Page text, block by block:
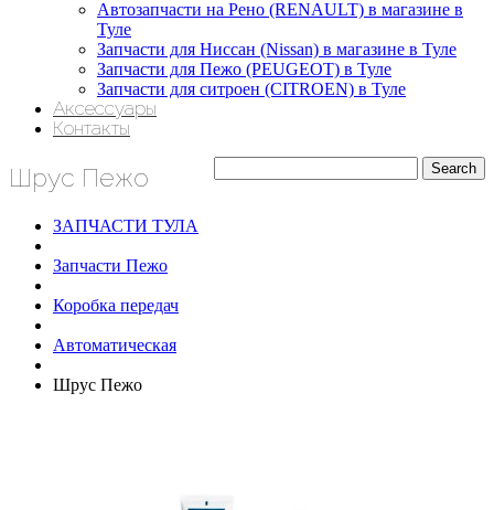
Автозапчасти на Рено (RENAULT) в магазине в
Туле
Запчасти для Ниссан (Nissan) в магазине в Туле
Запчасти для Пежо (PEUGEOT) в Туле
Запчасти для ситроен (CITROEN) в Туле
Аксессуары
Контакты
Шрус Пежо
ЗАПЧАСТИ ТУЛА
Запчасти Пежо
Коробка передач
Автоматическая
Шрус Пежо